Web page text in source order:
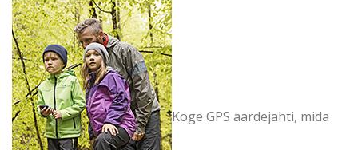
Koge GPS aardejahti, mida